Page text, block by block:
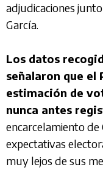
adjudicaciones
García.
Los datos
señalaron que el
estimación de
nunca antes
encarcelamiento
expectativas
muy lejos de sus